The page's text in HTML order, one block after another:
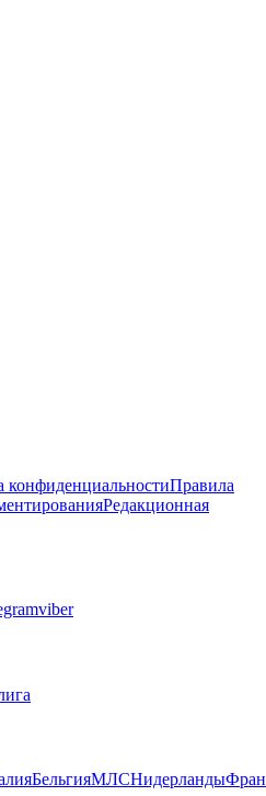
конфиденциальностиПравила
Редакционная
viber
БельгияМЛСНидерланды